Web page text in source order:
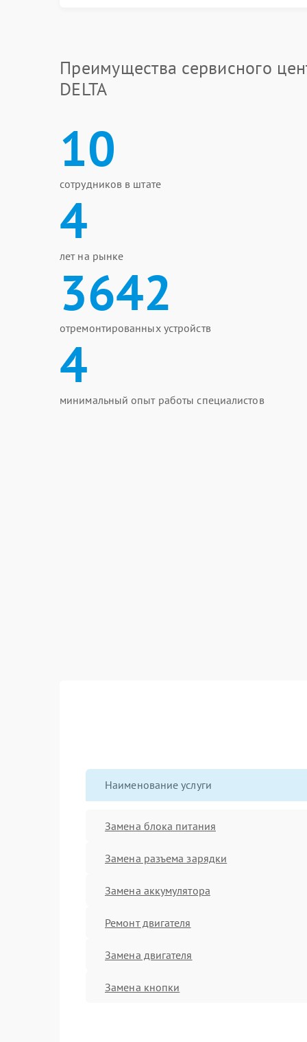
Преимущества сервисного
DELTA
10
сотрудников в штате
4
лет на рынке
3642
отремонтированных устройств
4
минимальный опыт работы специалистов
Наименование услуги
Замена блока питания
Замена разъема зарядки
Замена аккумулятора
Ремонт двигателя
Замена двигателя
Замена кнопки